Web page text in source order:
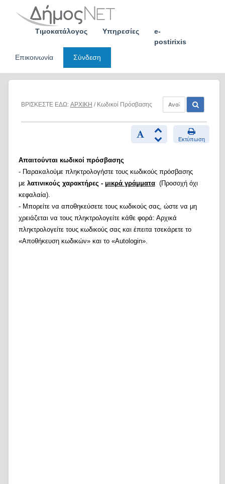
Τιμοκατάλογος Υπηρεσίες
e-
postirixis
Επικοινωνία
Σύνδεση
ΒΡΙΣΚΕΣΤΕ ΕΔΩ: ΑΡΧΙΚΗ / Κωδικοί Πρόσβασης
Εκτύπωση
Απαιτούνται κωδικοί πρόσβασης
- Παρακαλούμε πληκτρολογήστε τους κωδικούς πρόσβασης
με λατινικούς χαρακτήρες - μικρά γράμματα(Προσοχή όχι
κεφαλαία).
- Μπορείτε να αποθηκεύσετε τους κωδικούς σας, ώστε να μη
χρειάζεται να τους πληκτρολογείτε κάθε φορά: Αρχικά
πληκτρολογείτε τους κωδικούς σας και έπειτα τσεκάρετε το
«Αποθήκευση κωδικών» και το «Autologin».